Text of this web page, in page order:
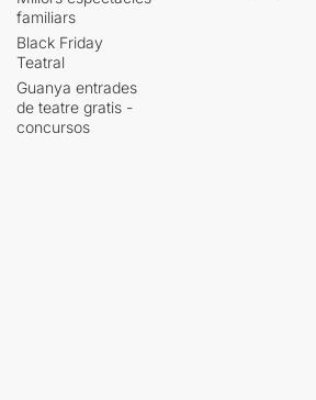
familiars
Black Friday
Teatral
Guanya entrades
de teatre gratis -
concursos